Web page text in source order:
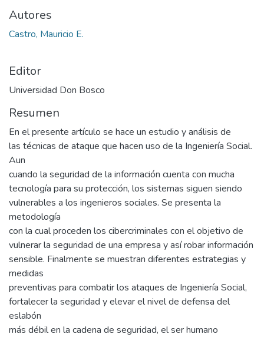
Autores
Castro, Mauricio E.
Editor
Universidad Don Bosco
Resumen
En el presente artículo se hace un estudio y análisis de
las técnicas de ataque que hacen uso de la Ingeniería Social.
Aun
cuando la seguridad de la información cuenta con mucha
tecnología para su protección, los sistemas siguen siendo
vulnerables a los ingenieros sociales. Se presenta la
metodología
con la cual proceden los cibercriminales con el objetivo de
vulnerar la seguridad de una empresa y así robar información
sensible. Finalmente se muestran diferentes estrategias y
medidas
preventivas para combatir los ataques de Ingeniería Social,
fortalecer la seguridad y elevar el nivel de defensa del
eslabón
más débil en la cadena de seguridad, el ser humano